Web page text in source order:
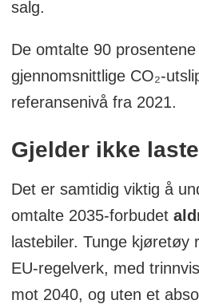
salg.
De omtalte 90
gjennomsnittlige CO₂-
referansenivå fra 2021.
Gjelder ikke
Det er samtidig viktig å
omtalte 2035-forbudet
lastebiler. Tunge kjøretøy
EU-regelverk, med
mot 2040, og uten et